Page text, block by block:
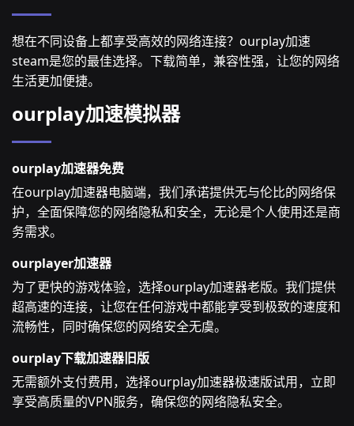
想在不同设备上都享受高效的网络连接？ourplay加速
steam是您的最佳选择。下载简单，兼容性强，让您的网络
生活更加便捷。
ourplay加速模拟器
ourplay加速器免费
在ourplay加速器电脑端，我们承诺提供无与伦比的网络保
护，全面保障您的网络隐私和安全，无论是个人使用还是商
务需求。
ourplayer加速器
为了更快的游戏体验，选择ourplay加速器老版。我们提供
超高速的连接，让您在任何游戏中都能享受到极致的速度和
流畅性，同时确保您的网络安全无虞。
ourplay下载加速器旧版
无需额外支付费用，选择ourplay加速器极速版试用，立即
享受高质量的VPN服务，确保您的网络隐私安全。